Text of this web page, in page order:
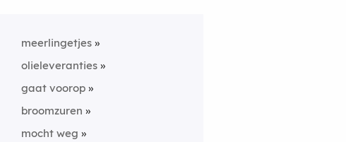
meerlingetjes
olieleveranties
gaat voorop
broomzuren
mocht weg